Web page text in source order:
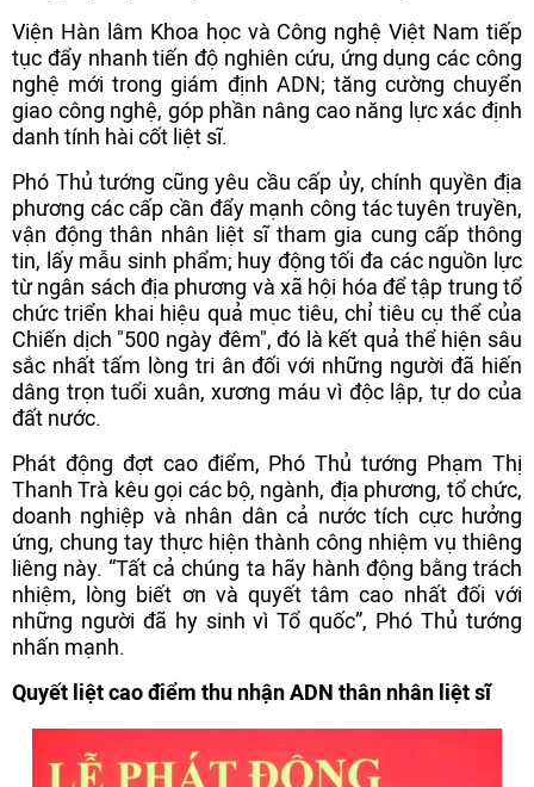
Viện Hàn lâm Khoa học và Công nghệ Việt Nam tiếp
tục đẩy nhanh tiến độ nghiên cứu, ứng dụng các công
nghệ mới trong giám định ADN; tăng cường chuyển
giao công nghệ, góp phần nâng cao năng lực xác định
danh tính hài cốt liệt sĩ.
Phó Thủ tướng cũng yêu cầu cấp ủy, chính quyền địa
phương các cấp cần đẩy mạnh công tác tuyên truyền,
vận động thân nhân liệt sĩ tham gia cung cấp thông
tin, lấy mẫu sinh phẩm; huy động tối đa các nguồn lực
từ ngân sách địa phương và xã hội hóa để tập trung tổ
chức triển khai hiệu quả mục tiêu, chỉ tiêu cụ thể của
Chiến dịch "500 ngày đêm", đó là kết quả thể hiện sâu
sắc nhất tấm lòng tri ân đối với những người đã hiến
dâng trọn tuổi xuân, xương máu vì độc lập, tự do của
đất nước.
Phát động đợt cao điểm, Phó Thủ tướng Phạm Thị
Thanh Trà kêu gọi các bộ, ngành, địa phương, tổ chức,
doanh nghiệp và nhân dân cả nước tích cực hưởng
ứng, chung tay thực hiện thành công nhiệm vụ thiêng
liêng này. “Tất cả chúng ta hãy hành động bằng trách
nhiệm, lòng biết ơn và quyết tâm cao nhất đối với
những người đã hy sinh vì Tổ quốc”, Phó Thủ tướng
nhấn mạnh.
Quyết liệt cao điểm thu nhận ADN thân nhân liệt sĩ